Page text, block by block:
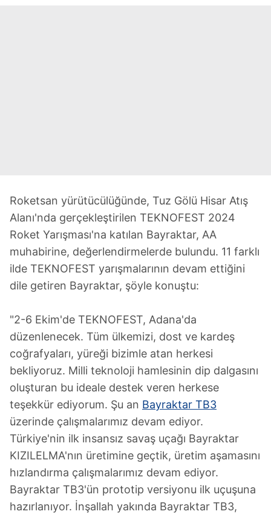
Roketsan yürütücülüğünde, Tuz Gölü Hisar Atış
Alanı'nda gerçekleştirilen TEKNOFEST 2024
Roket Yarışması'na katılan Bayraktar, AA
muhabirine, değerlendirmelerde bulundu. 11 farklı
ilde TEKNOFEST yarışmalarının devam ettiğini
dile getiren Bayraktar, şöyle konuştu:
"2-6 Ekim'de TEKNOFEST, Adana'da
düzenlenecek. Tüm ülkemizi, dost ve kardeş
coğrafyaları, yüreği bizimle atan herkesi
bekliyoruz. Milli teknoloji hamlesinin dip dalgasını
oluşturan bu ideale destek veren herkese
teşekkür ediyorum. Şu an Bayraktar TB3
üzerinde çalışmalarımız devam ediyor.
Türkiye'nin ilk insansız savaş uçağı Bayraktar
KIZILELMA'nın üretimine geçtik, üretim aşamasını
hızlandırma çalışmalarımız devam ediyor.
Bayraktar TB3'ün prototip versiyonu ilk uçuşuna
hazırlanıyor. İnşallah yakında Bayraktar TB3,